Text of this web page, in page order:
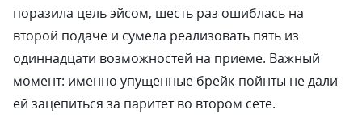
поразила цель эйсом, шесть раз ошиблась на
второй подаче и сумела реализовать пять из
одиннадцати возможностей на приеме. Важный
момент: именно упущенные брейк-пойнты не дали
ей зацепиться за паритет во втором сете.